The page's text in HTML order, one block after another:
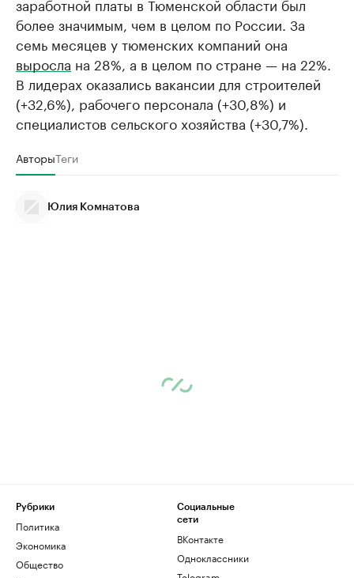
более значимым, чем в целом по России. За
семь месяцев у тюменских компаний она
выросла на 28%, а в целом по стране — на 22%.
В лидерах оказались вакансии для строителей
(+32,6%), рабочего персонала (+30,8%) и
специалистов сельского хозяйства (+30,7%).
АвторыТеги
Юлия Комнатова
Рубрики
Политика
Экономика
Общество
Социальные
сети
ВКонтакте
Одноклассники